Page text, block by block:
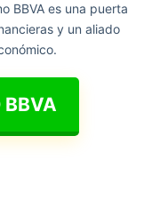
BBVA es una puerta
y un aliado
BBVA